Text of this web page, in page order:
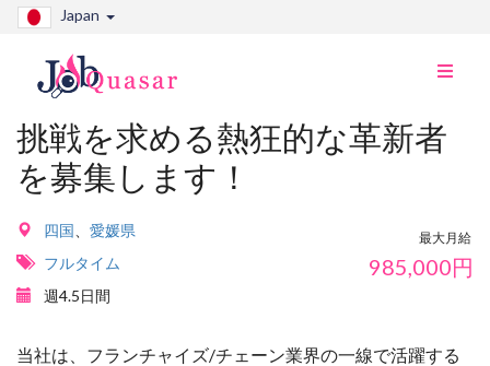
Japan
ナ
り
挑戦を求める熱狂的な革新者
を募集します！
四国
愛媛県
フルタイム
週4.5日間
最大月給
985,000円
当社は、フランチャイズ/チェーン業界の一線で活躍する